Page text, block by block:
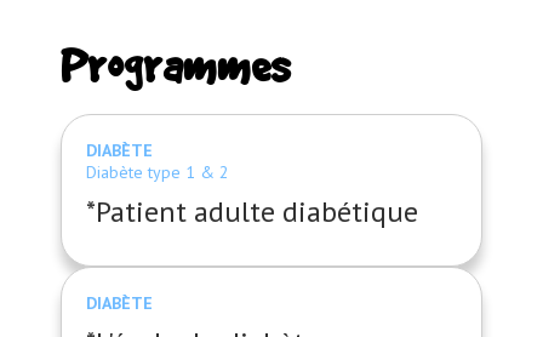
Programmes
DIABÈTE
Diabète type 1 & 2
*Patient adulte diabétique
DIABÈTE